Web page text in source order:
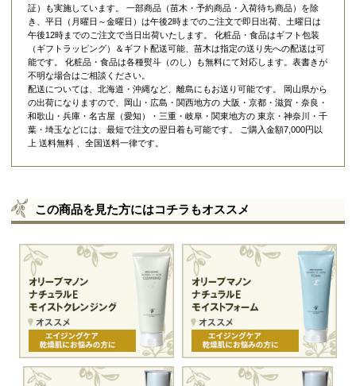
証）
も実施しています。 一部商品（苗木・予約商品・入荷待ち商品）を除
き、平日（月曜日～金曜日）は午後2時までのご注文で即日出荷、土曜日は
午後12時までのご注文で当日出荷いたします。 化粧品・食品はギフト包装
（ギフトラッピング）＆ギフト配送可能、苗木は指定の送り先への配送は可
能です。 化粧品・食品は各種熨斗（のし）も無料にて対応します。表書きが
不明な場合はご相談ください。
配送については、北海道・沖縄など、離島にもお送り可能です。 岡山県から
の出荷になりますので、岡山・広島・関西地方の 大阪・京都・滋賀・奈良・
和歌山・兵庫・名古屋（愛知）・三重・岐阜・関東地方の 東京・神奈川・千
葉・埼玉などには、最短で注文の翌日着も可能です。 ご購入金額7,000円以
上 送料無料 、全国送料一律です。
この商品を見た方にはコチラもオススメ